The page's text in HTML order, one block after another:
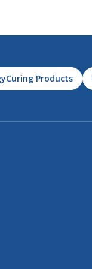
Products